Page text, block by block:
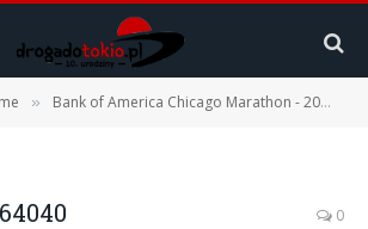
» Bank of America Chicago Marathon - 2018 i 2022
0